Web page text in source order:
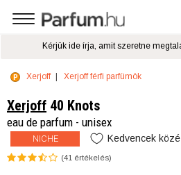
Xerjoff Xerjoff férfi parfümök
Xerjoff 40 Knots
eau de parfum - unisex
NICHE Kedvencek közé
(41 értékelés)